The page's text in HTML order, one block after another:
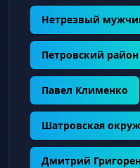
Нетрезвый
Петровский район
Павел Клименко
Шатровская
Дмитрий